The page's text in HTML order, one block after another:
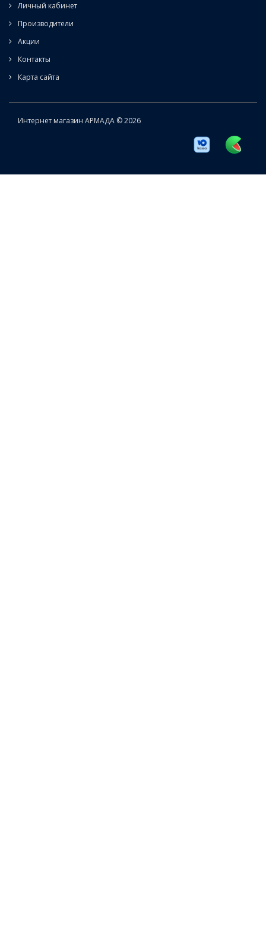
Личный кабинет
Производители
Акции
Контакты
Карта сайта
Интернет магазин АРМАДА © 2026